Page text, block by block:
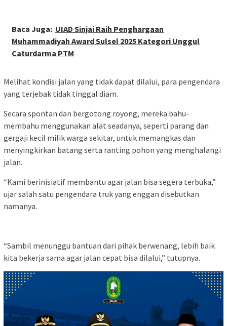
Baca Juga: UIAD Sinjai Raih Penghargaan
Muhammadiyah Award Sulsel 2025 Kategori Unggul
Caturdarma PTM
Melihat kondisi jalan yang tidak dapat dilalui, para pengendara
yang terjebak tidak tinggal diam.
Secara spontan dan bergotong royong, mereka bahu-
membahu menggunakan alat seadanya, seperti parang dan
gergaji kecil milik warga sekitar, untuk memangkas dan
menyingkirkan batang serta ranting pohon yang menghalangi
jalan.
“Kami berinisiatif membantu agar jalan bisa segera terbuka,”
ujar salah satu pengendara truk yang enggan disebutkan
namanya.
“Sambil menunggu bantuan dari pihak berwenang, lebih baik
kita bekerja sama agar jalan cepat bisa dilalui,” tutupnya.